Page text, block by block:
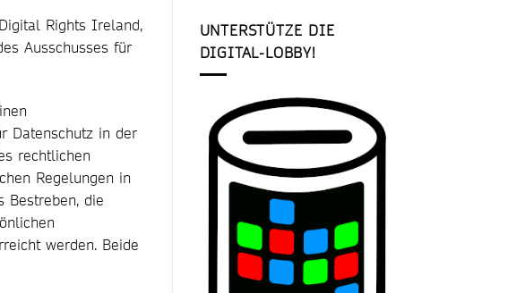
Rights Ireland,
Ausschusses für
Datenschutz in der
rechtlichen
Regelungen in
Bestreben, die
werden. Beide
UNTERSTÜTZE DIE
DIGITAL-LOBBY!